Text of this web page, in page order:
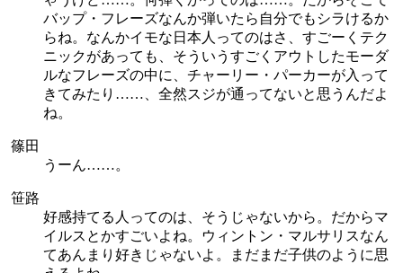
バップ・フレーズなんか弾いたら自分でもシラけるか
らね。なんかイモな日本人ってのはさ、すごーくテク
ニックがあっても、そういうすごくアウトしたモーダ
ルなフレーズの中に、チャーリー・パーカーが入って
きてみたり……、全然スジが通ってないと思うんだよ
ね。
篠田
うーん……。
笹路
好感持てる人ってのは、そうじゃないから。だからマ
イルスとかすごいよね。ウィントン・マルサリスなん
てあんまり好きじゃないよ。まだまだ子供のように思